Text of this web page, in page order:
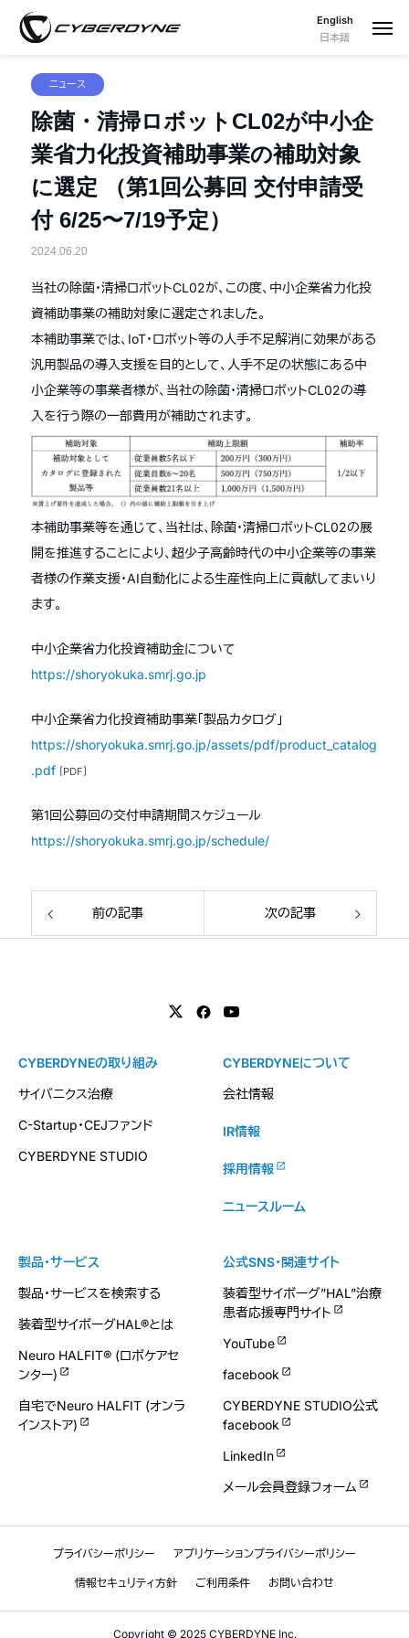
English
日本語
ニュース
除菌・清掃ロボットCL02が中小企
業省力化投資補助事業の補助対象
に選定 （第1回公募回 交付申請受
付 6/25〜7/19予定）
2024.06.20
当社の除菌・清掃ロボットCL02が、この度、中小企業省力化投
資補助事業の補助対象に選定されました。
本補助事業では、IoT・ロボット等の人手不足解消に効果がある
汎用製品の導入支援を目的として、人手不足の状態にある中
小企業等の事業者様が、当社の除菌・清掃ロボットCL02の導
入を行う際の一部費用が補助されます。
本補助事業等を通じて、当社は、除菌・清掃ロボットCL02の展
開を推進することにより、超少子高齢時代の中小企業等の事業
者様の作業支援・AI自動化による生産性向上に貢献してまいり
ます。
中小企業省力化投資補助金について
https://shoryokuka.smrj.go.jp
中小企業省力化投資補助事業「製品カタログ」
https://shoryokuka.smrj.go.jp/assets/pdf/product_catalog
.pdf [PDF]
第1回公募回の交付申請期間スケジュール
https://shoryokuka.smrj.go.jp/schedule/
前の記事 次の記事
製品・サービス
製品・サービスを検索する
装着型サイボーグHAL®とは
Neuro HALFIT® (ロボケアセ
ンター)
自宅でNeuro HALFIT (オンラ
インストア)
CYBERDYNEの取り組み
サイバニクス治療
C-Startup・CEJファンド
CYBERDYNE STUDIO
CYBERDYNEについて
会社情報
IR情報
採用情報
ニュースルーム
公式SNS・関連サイト
装着型サイボーグ”HAL”治療
患者応援専門サイト
YouTube
facebook
CYBERDYNE STUDIO公式
facebook
LinkedIn
メール会員登録フォーム
プライバシーポリシー アプリケーションプライバシーポリシー
情報セキュリティ方針 ご利用条件 お問い合わせ
Copyright © 2025 CYBERDYNE Inc.